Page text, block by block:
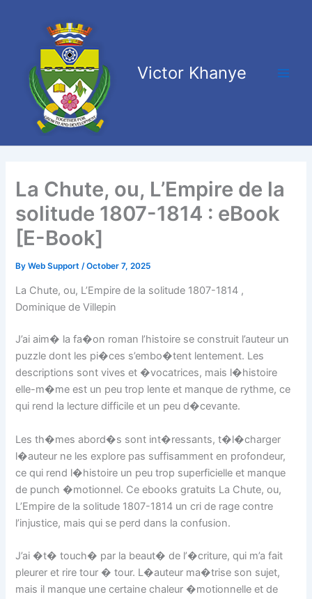
Victor Khanye
La Chute, ou, L’Empire de la
solitude 1807-1814 : eBook
[E-Book]
ByWeb Support/October 7, 2025
La Chute, ou, L’Empire de la solitude 1807-1814 ,
Dominique de Villepin
J’ai aim� la fa�on roman l’histoire se construit l’auteur un
puzzle dont les pi�ces s’embo�tent lentement. Les
descriptions sont vives et �vocatrices, mais l�histoire
elle-m�me est un peu trop lente et manque de rythme, ce
qui rend la lecture difficile et un peu d�cevante.
Les th�mes abord�s sont int�ressants, t�l�charger
l�auteur ne les explore pas suffisamment en profondeur,
ce qui rend l�histoire un peu trop superficielle et manque
de punch �motionnel. Ce ebooks gratuits La Chute, ou,
L’Empire de la solitude 1807-1814 un cri de rage contre
l’injustice, mais qui se perd dans la confusion.
J’ai �t� touch� par la beaut� de l’�criture, qui m’a fait
pleurer et rire tour � tour. L�auteur ma�trise son sujet,
mais il manque une certaine chaleur �motionnelle et de